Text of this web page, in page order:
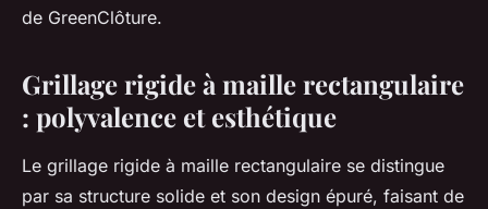
de GreenClôture.
Grillage rigide à maille rectangulaire
: polyvalence et esthétique
Le grillage rigide à maille rectangulaire se distingue
par sa structure solide et son design épuré, faisant de